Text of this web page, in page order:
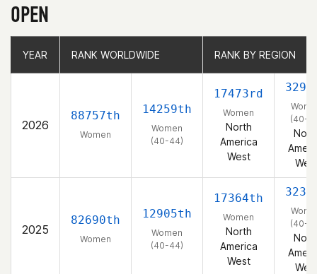
OPEN
YEAR RANK WORLDWIDE RANK BY REGION
2026
88757th
Women
14259th
Women
(40-44)
17473rd
Women
North
America
West
(40-
2025
82690th
Women
12905th
Women
(40-44)
17364th
Women
North
America
West
(40-
YEAR RANK WORLDWIDE RANK BY REGION